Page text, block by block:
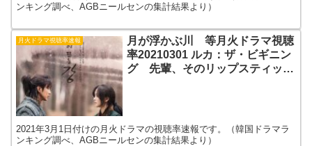
ンキング調べ、AGBニールセンの集計結果より）
月火ドラマ視聴率速報
月が浮かぶ川 等月火ドラマ視聴
率20210301 ルカ：ザ・ビギニン
グ 先輩、そのリップスティック
2021年3月1日付けの月火ドラマの視聴率速報です。（韓国ドラマラ
ンキング調べ、AGBニールセンの集計結果より）